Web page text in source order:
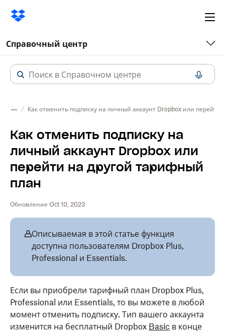
Справочный центр
Как отменить подписку на личный аккаунт Dropbox или
Как отменить подписку на
личный аккаунт Dropbox или
перейти на другой тарифный
план
Обновление Oct 10, 2023
Описываемая в этой статье функция
доступна пользователям Dropbox Plus,
Professional и Essentials.
Если вы приобрели тарифный план Dropbox Plus,
Professional или Essentials, то вы можете в любой
момент отменить подписку. Тип вашего аккаунта
изменится на бесплатный Dropbox Basic в конце